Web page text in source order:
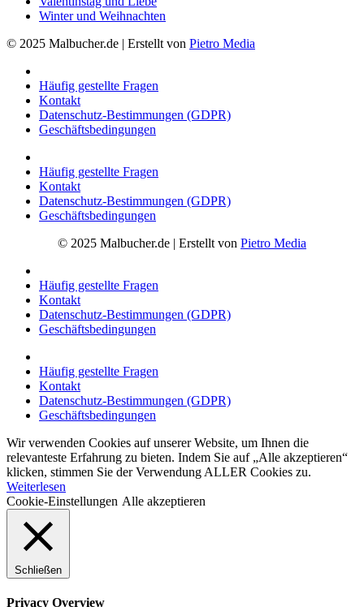
Winter und Weihnachten
© 2025 Malbucher.de | Erstellt von Pietro Media
Häufig gestellte Fragen
Kontakt
Datenschutz-Bestimmungen (GDPR)
Geschäftsbedingungen
Häufig gestellte Fragen
Kontakt
Datenschutz-Bestimmungen (GDPR)
Geschäftsbedingungen
© 2025 Malbucher.de | Erstellt von Pietro Media
Häufig gestellte Fragen
Kontakt
Datenschutz-Bestimmungen (GDPR)
Geschäftsbedingungen
Häufig gestellte Fragen
Kontakt
Datenschutz-Bestimmungen (GDPR)
Geschäftsbedingungen
Wir verwenden Cookies auf unserer Website, um Ihnen die
relevanteste Erfahrung zu bieten. Indem Sie auf „Alle akzeptieren“
klicken, stimmen Sie der Verwendung ALLER Cookies zu.
Weiterlesen
Cookie-Einstellungen Alle akzeptieren
Schließen
Privacy Overview